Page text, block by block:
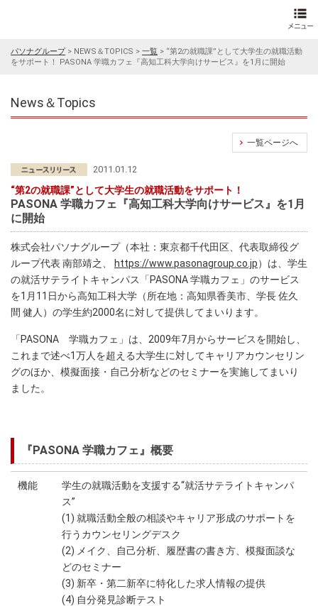
パソナグループ> NEWS＆TOPICS > 一覧 > “第2の就職課”として大学生の就職活動
をサポート！ PASONA 学職カフェ『高知工科大学向けサービス』を1月に開始
News＆Topics
一覧ページへ
2011.01.12
“第2の就職課”として大学生の就職活動をサポート！
PASONA 学職カフェ『高知工科大学向けサービス』を1月
に開始
株式会社パソナグループ（本社：東京都千代田区、代表取締役グ
ループ代表 南部靖之、
https://www.pasonagroup.co.jp）は、学生
の就活サテライトキャンパス「PASONA 学職カフェ」のサービス
を1月11日から高知工科大学（所在地：高知県香美市、学長 佐久
間 健人）の学生約2000名に対して提供してまいります。
「PASONA 学職カフェ」は、2009年7月からサービスを開始し、
これまで述べ1万人を超える大学生に対してキャリアカウンセリン
グのほか、模擬面接・自己分析などのセミナーを実施してまいり
ました。
『PASONA 学職カフェ』概要
機能
学生の就職活動を支援する“就活サテライトキャンパ
ス”
(1) 就職活動全般の相談やキャリア形成のサポートを
行うカウンセリングデスク
(2) メイク、自己分析、履歴書の書き方、模擬面談な
どのセミナー
(3) 新卒・第二新卒に特化した求人情報の提供
(4) 自分発見診断テスト